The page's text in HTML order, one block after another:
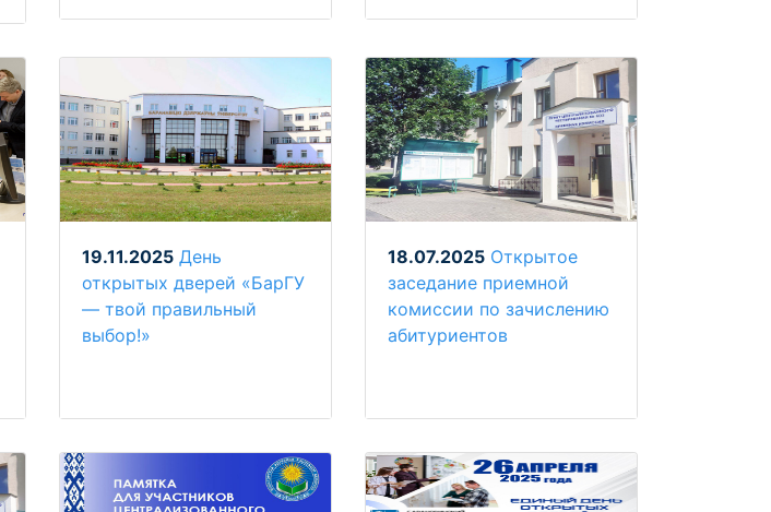
19.11.2025День
открытых дверей «БарГУ
— твой правильный
выбор!»
18.07.2025Открытое
заседание приемной
комиссии по зачислению
абитуриентов